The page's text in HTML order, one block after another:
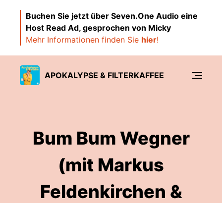
Buchen Sie jetzt über Seven.One Audio eine
Host Read Ad, gesprochen von Micky
Mehr Informationen finden Sie hier!
APOKALYPSE & FILTERKAFFEE
Bum Bum Wegner
(mit Markus
Feldenkirchen &